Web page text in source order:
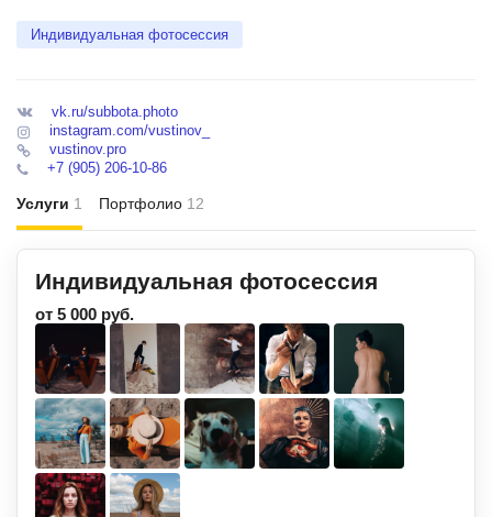
Индивидуальная фотосессия
vk.ru/subbota.photo
instagram.com/vustinov_
vustinov.pro
+7 (905) 206-10-86
Услуги 1 Портфолио 12
Индивидуальная фотосессия
от 5 000 руб.